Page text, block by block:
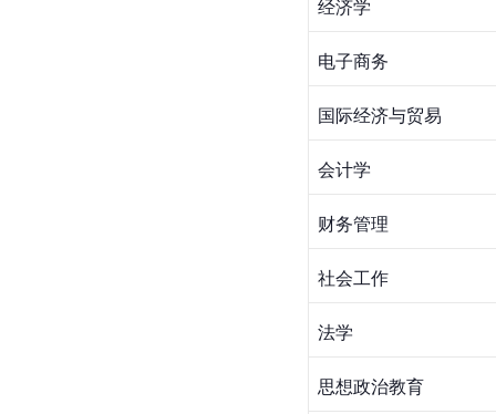
经济学
电子商务
国际经济与贸易
会计学
财务管理
社会工作
法学
思想政治教育